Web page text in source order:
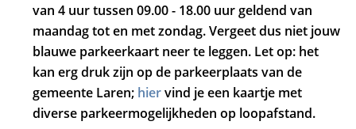
van 4 uur tussen 09.00 - 18.00 uur geldend van
maandag tot en met zondag. Vergeet dus niet jouw
blauwe parkeerkaart neer te leggen. Let op: het
kan erg druk zijn op de parkeerplaats van de
gemeente Laren; hiervind je een kaartje met
diverse parkeermogelijkheden op loopafstand.